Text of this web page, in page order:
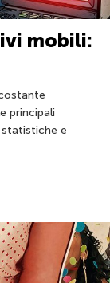
mobili:
principali
e